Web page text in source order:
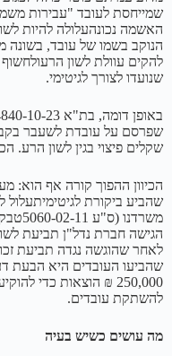
שמייחסת לעובד "עבירות
האשמה נכונהעלולה להיות
הנוקב בשמו של עובד, בשונה
להקים עוולת לשון
שנועדו לצורך לגיטימי.
שקלים פיצוי בגין לשון הרע.
הכיוון ההפוך קורה אף הוא:
שהביע ביקורת לגיטימיתעלול
לאחר שהוגשה נגדה תביעת
שהביעו העובדים היא הבעת
250,000 ₪ הוצאות כדי
להשתקת עובדים.
מה עושים כשיש בעיה